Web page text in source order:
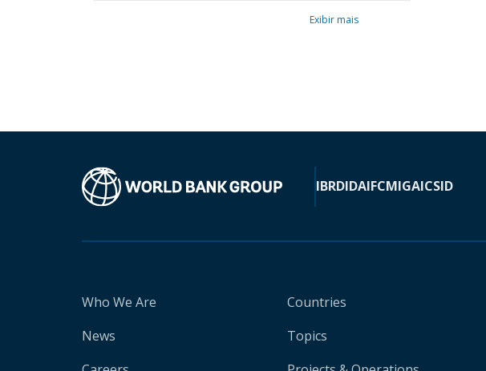
Exibir mais
IBRDIDAIFCMIGAICSID
Who We Are
News
Countries
Topics